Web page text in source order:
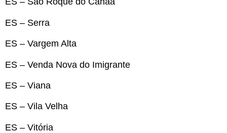
ES – Serra
ES – Vargem Alta
ES – Venda Nova do Imigrante
ES – Viana
ES – Vila Velha
ES – Vitória